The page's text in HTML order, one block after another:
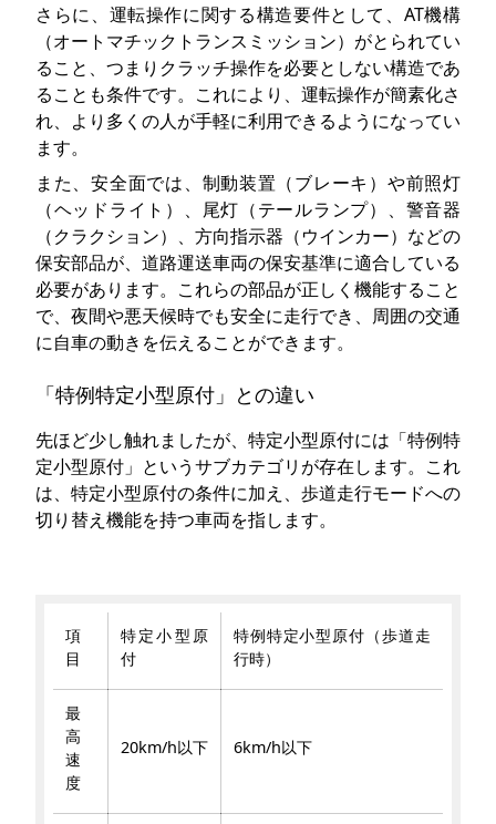
さらに、運転操作に関する構造要件として、AT機構
（オートマチックトランスミッション）がとられてい
ること、つまりクラッチ操作を必要としない構造であ
ることも条件です。これにより、運転操作が簡素化さ
れ、より多くの人が手軽に利用できるようになってい
ます。
また、安全面では、制動装置（ブレーキ）や前照灯
（ヘッドライト）、尾灯（テールランプ）、警音器
（クラクション）、方向指示器（ウインカー）などの
保安部品が、道路運送車両の保安基準に適合している
必要があります。これらの部品が正しく機能すること
で、夜間や悪天候時でも安全に走行でき、周囲の交通
に自車の動きを伝えることができます。
「特例特定小型原付」との違い
先ほど少し触れましたが、特定小型原付には「特例特
定小型原付」というサブカテゴリが存在します。これ
は、特定小型原付の条件に加え、歩道走行モードへの
切り替え機能を持つ車両を指します。
項
目
特定小型原
付
特例特定小型原付（歩道走
行時）
最
高
速
度
20km/h以下 6km/h以下